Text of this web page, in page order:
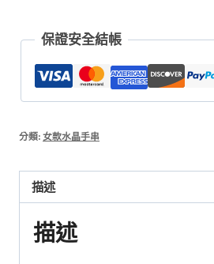
體
發
手
保證安全結帳
分類: 女款水晶手串
描述
描述